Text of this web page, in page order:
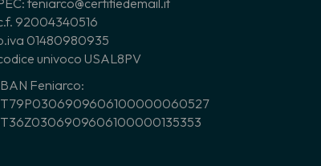
feniarco@certifiedemail.it
92004340516
01480980935
univoco USAL8PV
Feniarco: